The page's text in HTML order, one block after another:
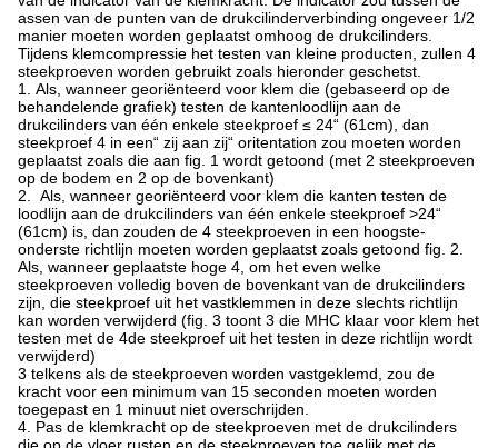
assen van de punten van de drukcilinderverbinding ongeveer 1/2
manier moeten worden geplaatst omhoog de drukcilinders.
Tijdens klemcompressie het testen van kleine producten, zullen 4
steekproeven worden gebruikt zoals hieronder geschetst.
1. Als, wanneer georiënteerd voor klem die (gebaseerd op de
behandelende grafiek) testen de kantenloodlijn aan de
drukcilinders van één enkele steekproef ≤ 24“ (61cm), dan
steekproef 4 in een“ zij aan zij“ oritentation zou moeten worden
geplaatst zoals die aan fig. 1 wordt getoond (met 2 steekproeven
op de bodem en 2 op de bovenkant)
2. Als, wanneer georiënteerd voor klem die kanten testen de
loodlijn aan de drukcilinders van één enkele steekproef >24“
(61cm) is, dan zouden de 4 steekproeven in een hoogste-
onderste richtlijn moeten worden geplaatst zoals getoond fig. 2.
Als, wanneer geplaatste hoge 4, om het even welke
steekproeven volledig boven de bovenkant van de drukcilinders
zijn, die steekproef uit het vastklemmen in deze slechts richtlijn
kan worden verwijderd (fig. 3 toont 3 die MHC klaar voor klem het
testen met de 4de steekproef uit het testen in deze richtlijn wordt
verwijderd)
3 telkens als de steekproeven worden vastgeklemd, zou de
kracht voor een minimum van 15 seconden moeten worden
toegepast en 1 minuut niet overschrijden.
4. Pas de klemkracht op de steekproeven met de drukcilinders